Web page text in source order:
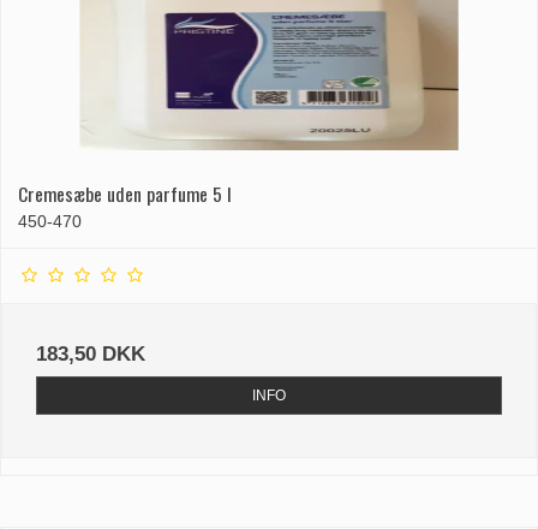
Cremesæbe uden parfume 5 l
450-470
183,50 DKK
INFO